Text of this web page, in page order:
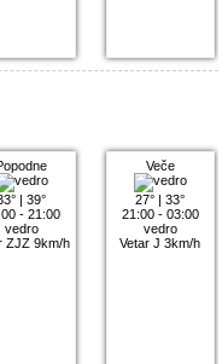
|39°
- 21:00
vedro
ZJZ 9km/h
Veče
27° |33°
21:00 - 03:00
vedro
Vetar J 3km/h